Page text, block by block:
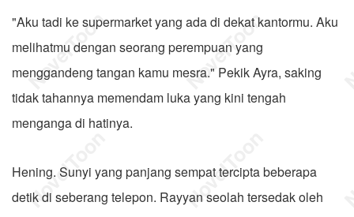
"Aku tadi ke supermarket yang ada di dekat kantormu. Aku
melihatmu dengan seorang perempuan yang
menggandeng tangan kamu mesra." Pekik Ayra, saking
tidak tahannya memendam luka yang kini tengah
menganga di hatinya.
Hening. Sunyi yang panjang sempat tercipta beberapa
detik di seberang telepon. Rayyan seolah tersedak oleh